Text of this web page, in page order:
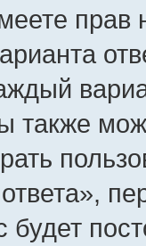
прав
также
будет